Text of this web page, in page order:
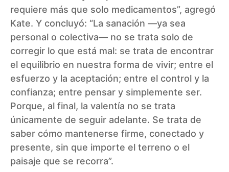
requiere más que solo medicamentos”, agregó
Kate. Y concluyó: “La sanación —ya sea
personal o colectiva— no se trata solo de
corregir lo que está mal: se trata de encontrar
el equilibrio en nuestra forma de vivir; entre el
esfuerzo y la aceptación; entre el control y la
confianza; entre pensar y simplemente ser.
Porque, al final, la valentía no se trata
únicamente de seguir adelante. Se trata de
saber cómo mantenerse firme, conectado y
presente, sin que importe el terreno o el
paisaje que se recorra”.